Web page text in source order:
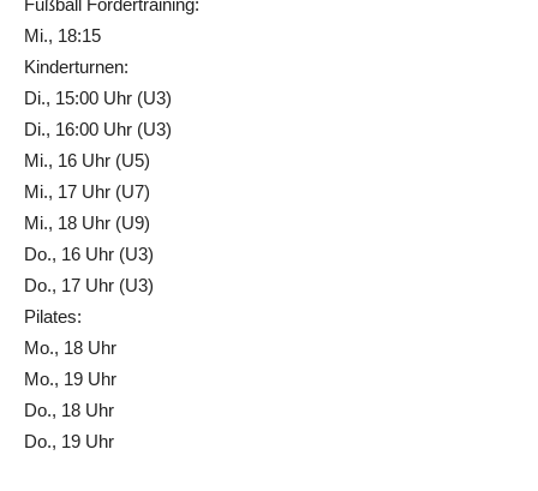
Mi., 18:15
Kinderturnen:
Di., 15:00 Uhr (U3)
Di., 16:00 Uhr (U3)
Mi., 16 Uhr (U5)
Mi., 17 Uhr (U7)
Mi., 18 Uhr (U9)
Do., 16 Uhr (U3)
Do., 17 Uhr (U3)
Pilates:
Mo., 18 Uhr
Mo., 19 Uhr
Do., 18 Uhr
Do., 19 Uhr